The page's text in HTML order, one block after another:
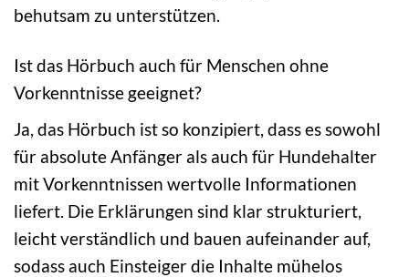
behutsam zu unterstützen.
Ist das Hörbuch auch für Menschen ohne
Vorkenntnisse geeignet?
Ja, das Hörbuch ist so konzipiert, dass es sowohl
für absolute Anfänger als auch für Hundehalter
mit Vorkenntnissen wertvolle Informationen
liefert. Die Erklärungen sind klar strukturiert,
leicht verständlich und bauen aufeinander auf,
sodass auch Einsteiger die Inhalte mühelos